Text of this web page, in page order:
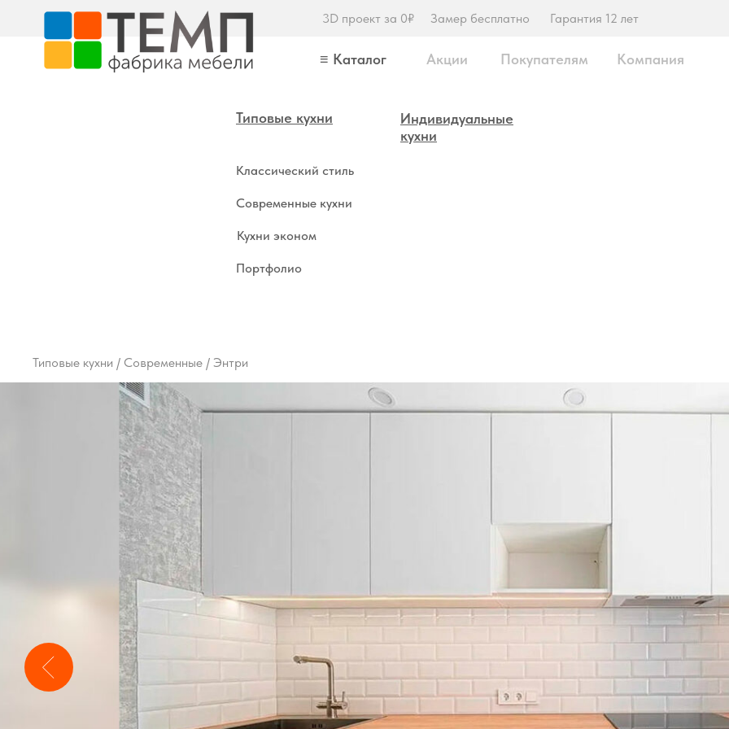
≡ Каталог Акции Покупателям Компания
3D проект за 0₽ Замер бесплатно Гарантия 12 лет
Заказать
Классический стиль
Кухни эконом
Современные кухни
Портфолио
Индивидуальные
кухни
Типовые кухни
Типовые кухни / Современные / Энтри
В стоимость входит: